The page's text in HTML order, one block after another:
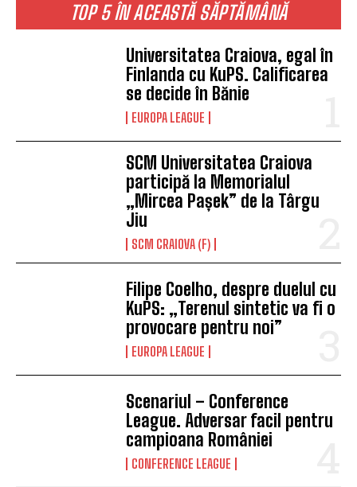
TOP 5 ÎN ACEASTĂ SĂPTĂMÂNĂ
Universitatea Craiova, egal în
Finlanda cu KuPS. Calificarea
se decide în Bănie
EUROPA LEAGUE
SCM Universitatea Craiova
participă la Memorialul
„Mircea Pașek” de la Târgu
Jiu
SCM CRAIOVA (F)
Filipe Coelho, despre duelul cu
KuPS: „Terenul sintetic va fi o
provocare pentru noi”
EUROPA LEAGUE
Scenariul – Conference
League. Adversar facil pentru
campioana României
CONFERENCE LEAGUE